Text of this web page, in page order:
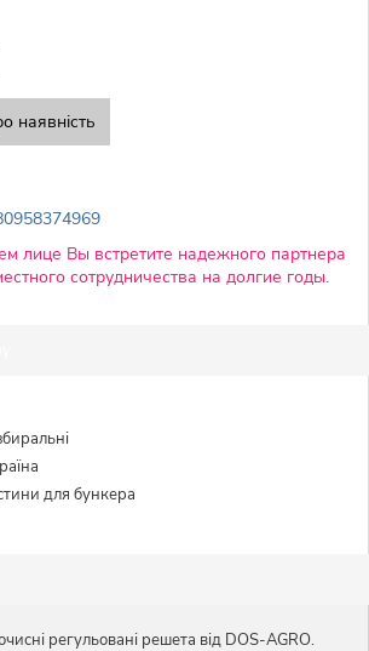
наявність
лице Вы встретите надежного партнера
сотрудничества на долгие годы.
для бункера
регульовані решета від DOS-AGRO.